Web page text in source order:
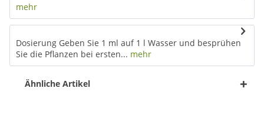
mehr
Dosierung Geben Sie 1 ml auf 1 l Wasser und besprühen
Sie die Pflanzen bei ersten... mehr
Ähnliche Artikel